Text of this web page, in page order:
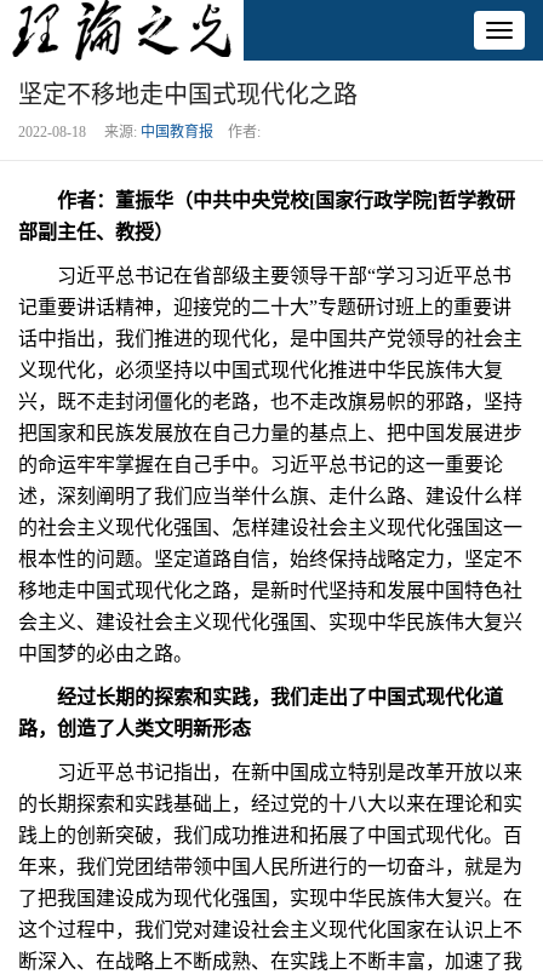
坚定不移地走中国式现代化之路
2022-08-18 来源: 中国教育报 作者:
作者：董振华（中共中央党校[国家行政学院]哲学教研
部副主任、教授）
习近平总书记在省部级主要领导干部“学习习近平总书
记重要讲话精神，迎接党的二十大”专题研讨班上的重要讲
话中指出，我们推进的现代化，是中国共产党领导的社会主
义现代化，必须坚持以中国式现代化推进中华民族伟大复
兴，既不走封闭僵化的老路，也不走改旗易帜的邪路，坚持
把国家和民族发展放在自己力量的基点上、把中国发展进步
的命运牢牢掌握在自己手中。习近平总书记的这一重要论
述，深刻阐明了我们应当举什么旗、走什么路、建设什么样
的社会主义现代化强国、怎样建设社会主义现代化强国这一
根本性的问题。坚定道路自信，始终保持战略定力，坚定不
移地走中国式现代化之路，是新时代坚持和发展中国特色社
会主义、建设社会主义现代化强国、实现中华民族伟大复兴
中国梦的必由之路。
经过长期的探索和实践，我们走出了中国式现代化道
路，创造了人类文明新形态
习近平总书记指出，在新中国成立特别是改革开放以来
的长期探索和实践基础上，经过党的十八大以来在理论和实
践上的创新突破，我们成功推进和拓展了中国式现代化。百
年来，我们党团结带领中国人民所进行的一切奋斗，就是为
了把我国建设成为现代化强国，实现中华民族伟大复兴。在
这个过程中，我们党对建设社会主义现代化国家在认识上不
断深入、在战略上不断成熟、在实践上不断丰富，加速了我